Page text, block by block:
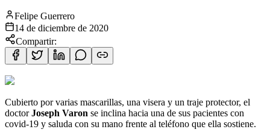
Felipe Guerrero
14 de diciembre de 2020
Compartir:
Cubierto por varias mascarillas, una visera y un traje protector, el
doctorJoseph Varon se inclina hacia una de sus pacientes con
covid-19 y saluda con su mano frente al teléfono que ella sostiene.